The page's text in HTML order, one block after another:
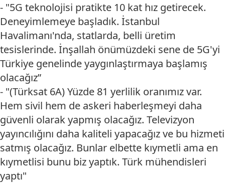
- "5G teknolojisi pratikte 10 kat hız getirecek.
Deneyimlemeye başladık. İstanbul
Havalimanı'nda, statlarda, belli üretim
tesislerinde. İnşallah önümüzdeki sene de 5G'yi
Türkiye genelinde yaygınlaştırmaya başlamış
olacağız”
- "(Türksat 6A) Yüzde 81 yerlilik oranımız var.
Hem sivil hem de askeri haberleşmeyi daha
güvenli olarak yapmış olacağız. Televizyon
yayıncılığını daha kaliteli yapacağız ve bu hizmeti
satmış olacağız. Bunlar elbette kıymetli ama en
kıymetlisi bunu biz yaptık. Türk mühendisleri
yaptı"